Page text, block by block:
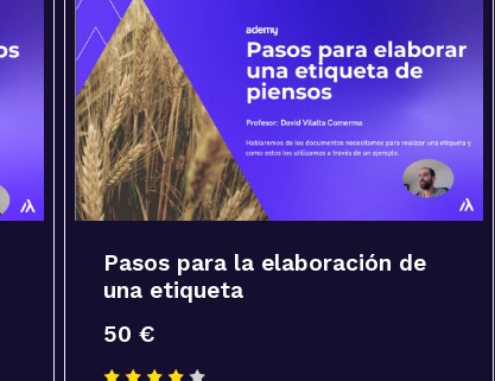
Pasos para la elaboración de
una etiqueta
50 €